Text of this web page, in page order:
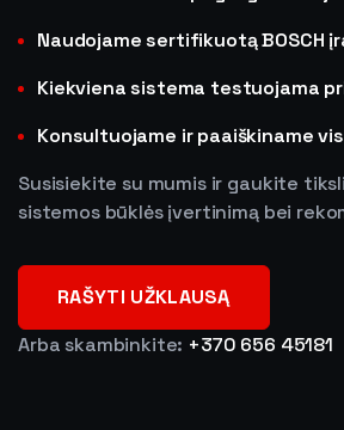
Naudojame sertifikuotą BOSCH
Kiekviena sistema testuojama
Konsultuojame ir paaiškiname
Susisiekite su mumis ir gaukite
sistemos būklės įvertinimą bei
RAŠYTI UŽKLAUSĄ
Arba skambinkite: +370 656 45181